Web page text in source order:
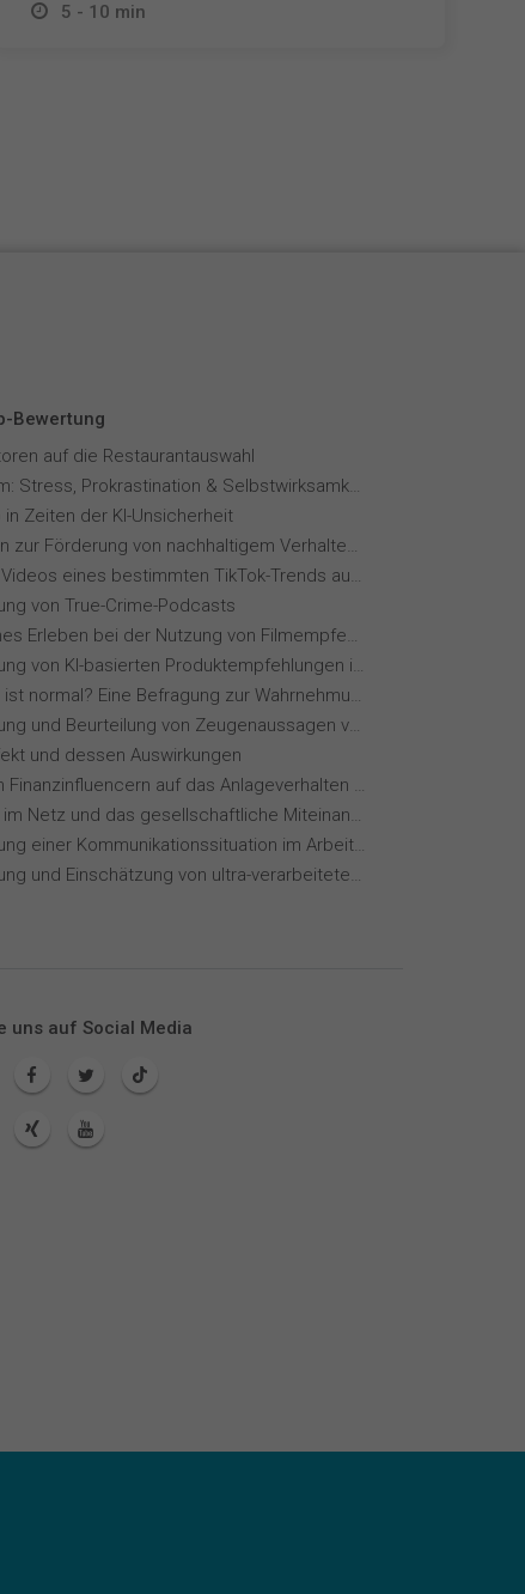
5 - 10 min
Bewertung
auf die Restaurantauswahl
Fernstudium: Stress, Prokrastination & Selbstwirksamkeit
Zeiten der KI-Unsicherheit
Maßnahmen zur Förderung von nachhaltigem Verhalten von Hotelgästen
Wie wirken Videos eines bestimmten TikTok-Trends auf dich?
von True-Crime-Podcasts
Menschliches Erleben bei der Nutzung von Filmempfehlungssystemen
Wahrnehmung von KI-basierten Produktempfehlungen in Mode-Online-Shops
Wie normal ist normal? Eine Befragung zur Wahrnehmung von Essverhalten
Wahrnehmung und Beurteilung von Zeugenaussagen vor Gericht
und dessen Auswirkungen
Einfluss von Finanzinfluencern auf das Anlageverhalten der Gen Z⁠
Meinungen im Netz und das gesellschaftliche Miteinander
Wahrnehmung einer Kommunikationssituation im Arbeitskontext
Wahrnehmung und Einschätzung von ultra-verarbeiteten Lebensmitteln
uns auf Social Media